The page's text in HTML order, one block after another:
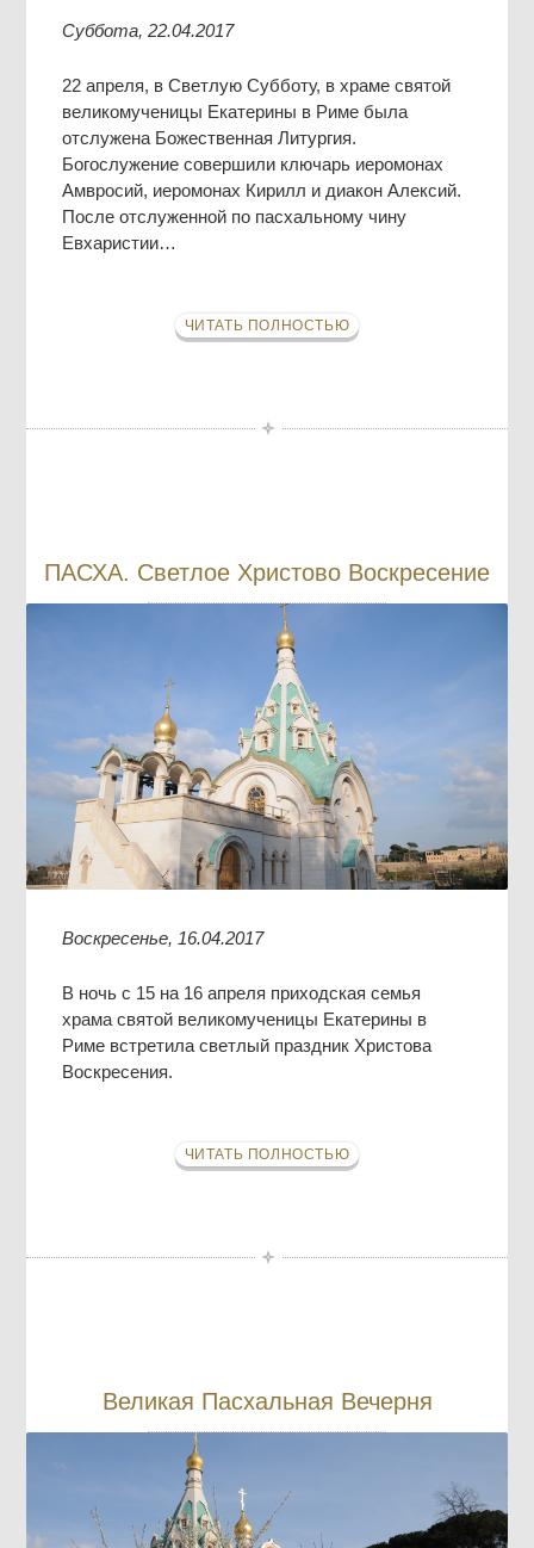
Суббота, 22.04.2017
22 апреля, в Светлую Субботу, в храме святой
великомученицы Екатерины в Риме была
отслужена Божественная Литургия.
Богослужение совершили ключарь иеромонах
Амвросий, иеромонах Кирилл и диакон Алексий.
После отслуженной по пасхальному чину
Евхаристии…
ЧИТАТЬ ПОЛНОСТЬЮ
ПАСХА. Светлое Христово Воскресение
Воскресенье, 16.04.2017
В ночь с 15 на 16 апреля приходская семья
храма святой великомученицы Екатерины в
Риме встретила светлый праздник Христова
Воскресения.
ЧИТАТЬ ПОЛНОСТЬЮ
Великая Пасхальная Вечерня